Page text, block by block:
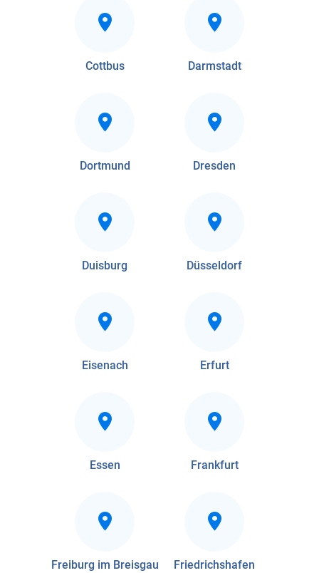
Cottbus Darmstadt
Dortmund Dresden
Duisburg Düsseldorf
Eisenach Erfurt
Essen Frankfurt
Freiburg im Breisgau Friedrichshafen